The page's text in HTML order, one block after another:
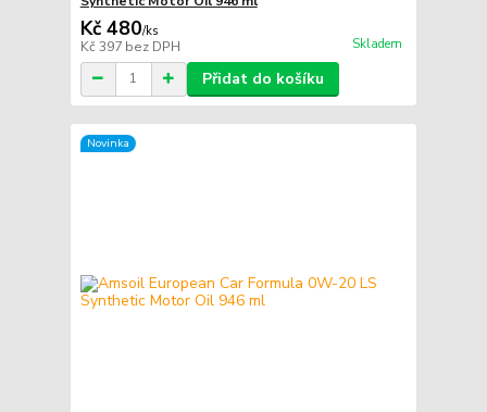
Kč 480/ks
Kč 397 bez DPH Skladem
Přidat do košíku
Novinka